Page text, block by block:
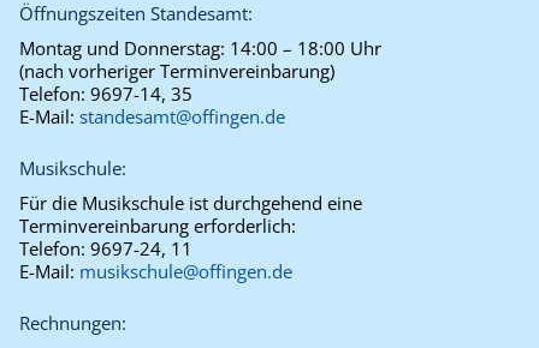
Öffnungszeiten Standesamt:
Montag und Donnerstag: 14:00 – 18:00 Uhr
(nach vorheriger Terminvereinbarung)
Telefon: 9697-14, 35
E-Mail: standesamt@offingen.de
Musikschule:
Für die Musikschule ist durchgehend eine
Terminvereinbarung erforderlich:
Telefon: 9697-24, 11
E-Mail: musikschule@offingen.de
Rechnungen: